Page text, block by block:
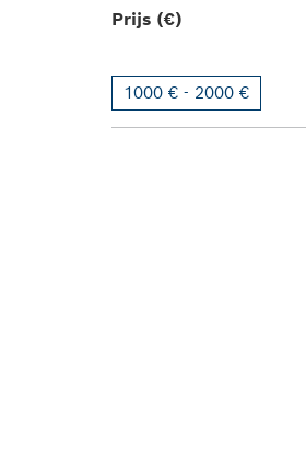
Prijs (€)
1000 € - 2000 €